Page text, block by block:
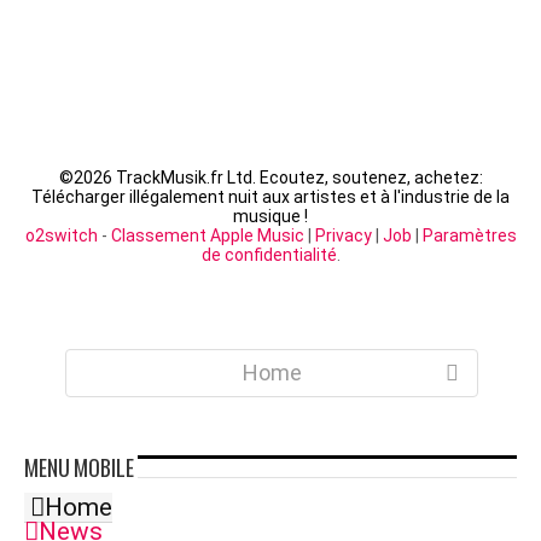
©2026 TrackMusik.fr Ltd. Ecoutez, soutenez, achetez:
Télécharger illégalement nuit aux artistes et à l'industrie de la
musique !
o2switch - Classement Apple Music Privacy| Job
Paramètres
de confidentialité
Home
MENUMOBILE
Home
News